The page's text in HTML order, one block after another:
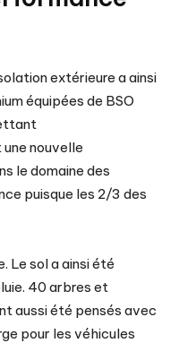
extérieure a ainsi
équipées de BSO
nouvelle
le domaine des
puisque les 2/3 des
Le sol a ainsi été
40 arbres et
aussi été pensés avec
pour les véhicules